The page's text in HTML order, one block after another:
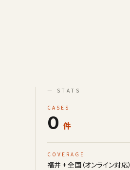
— STATS
CASES
0 件
COVERAGE
福井 + 全国（オンライン対応）